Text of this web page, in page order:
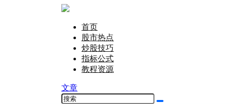
首页
股市热点
炒股技巧
指标公式
教程资源
文章